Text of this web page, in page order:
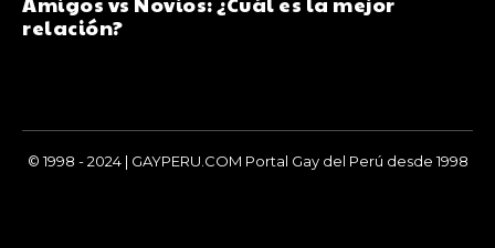
relación?
© 1998 - 2024 | GAYPERU.COM Portal Gay del Perú desde 1998